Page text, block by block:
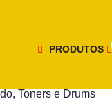
PRODUTOS
, Toners e Drums